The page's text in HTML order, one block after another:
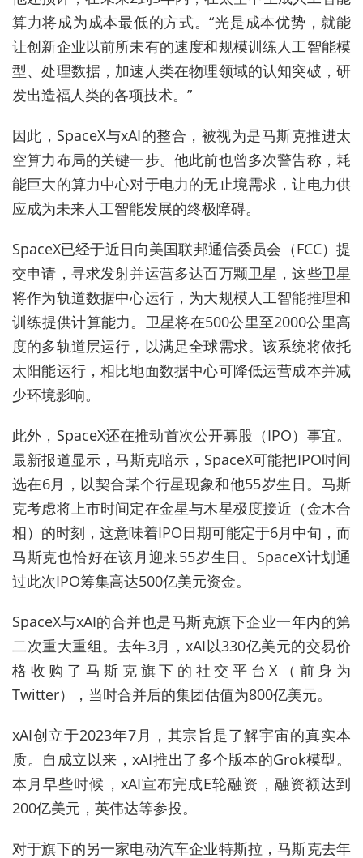
算力将成为成本最低的方式。“光是成本优势，就能
让创新企业以前所未有的速度和规模训练人工智能模
型、处理数据，加速人类在物理领域的认知突破，研
发出造福人类的各项技术。”
因此，SpaceX与xAI的整合，被视为是马斯克推进太
空算力布局的关键一步。他此前也曾多次警告称，耗
能巨大的算力中心对于电力的无止境需求，让电力供
应成为未来人工智能发展的终极障碍。
SpaceX已经于近日向美国联邦通信委员会（FCC）提
交申请，寻求发射并运营多达百万颗卫星，这些卫星
将作为轨道数据中心运行，为大规模人工智能推理和
训练提供计算能力。卫星将在500公里至2000公里高
度的多轨道层运行，以满足全球需求。该系统将依托
太阳能运行，相比地面数据中心可降低运营成本并减
少环境影响。
此外，SpaceX还在推动首次公开募股（IPO）事宜。
最新报道显示，马斯克暗示，SpaceX可能把IPO时间
选在6月，以契合某个行星现象和他55岁生日。马斯
克考虑将上市时间定在金星与木星极度接近（金木合
相）的时刻，这意味着IPO日期可能定于6月中旬，而
马斯克也恰好在该月迎来55岁生日。SpaceX计划通
过此次IPO筹集高达500亿美元资金。
SpaceX与xAI的合并也是马斯克旗下企业一年内的第
二次重大重组。去年3月，xAI以330亿美元的交易价
格收购了马斯克旗下的社交平台X（前身为
Twitter），当时合并后的集团估值为800亿美元。
xAI创立于2023年7月，其宗旨是了解宇宙的真实本
质。自成立以来，xAI推出了多个版本的Grok模型。
本月早些时候，xAI宣布完成E轮融资，融资额达到
200亿美元，英伟达等参投。
对于旗下的另一家电动汽车企业特斯拉，马斯克去年